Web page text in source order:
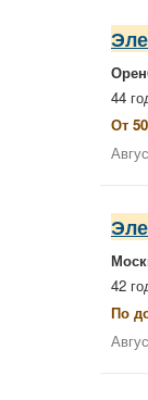
44
От
42
По